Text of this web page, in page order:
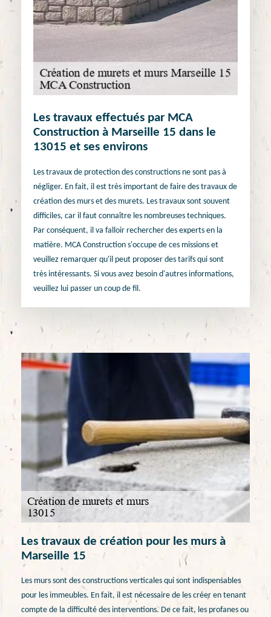
Les travaux effectués par MCA
Construction à Marseille 15 dans le
13015 et ses environs
Les travaux de protection des constructions ne sont pas à
négliger. En fait, il est très important de faire des travaux de
création des murs et des murets. Les travaux sont souvent
difficiles, car il faut connaître les nombreuses techniques.
Par conséquent, il va falloir rechercher des experts en la
matière. MCA Construction s'occupe de ces missions et
veuillez remarquer qu'il peut proposer des tarifs qui sont
très intéressants. Si vous avez besoin d'autres informations,
veuillez lui passer un coup de fil.
Les travaux de création pour les murs à
Marseille 15
Les murs sont des constructions verticales qui sont indispensables
pour les immeubles. En fait, il est nécessaire de les créer en tenant
compte de la difficulté des interventions. De ce fait, les profanes ou